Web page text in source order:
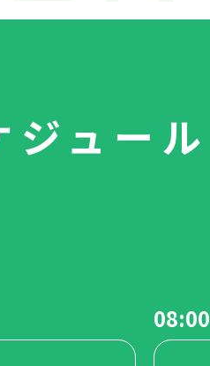
ジュール
08:00